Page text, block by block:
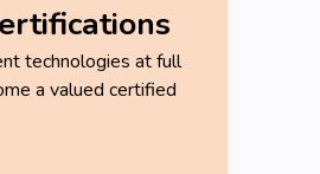
technologies at full
a valued certified